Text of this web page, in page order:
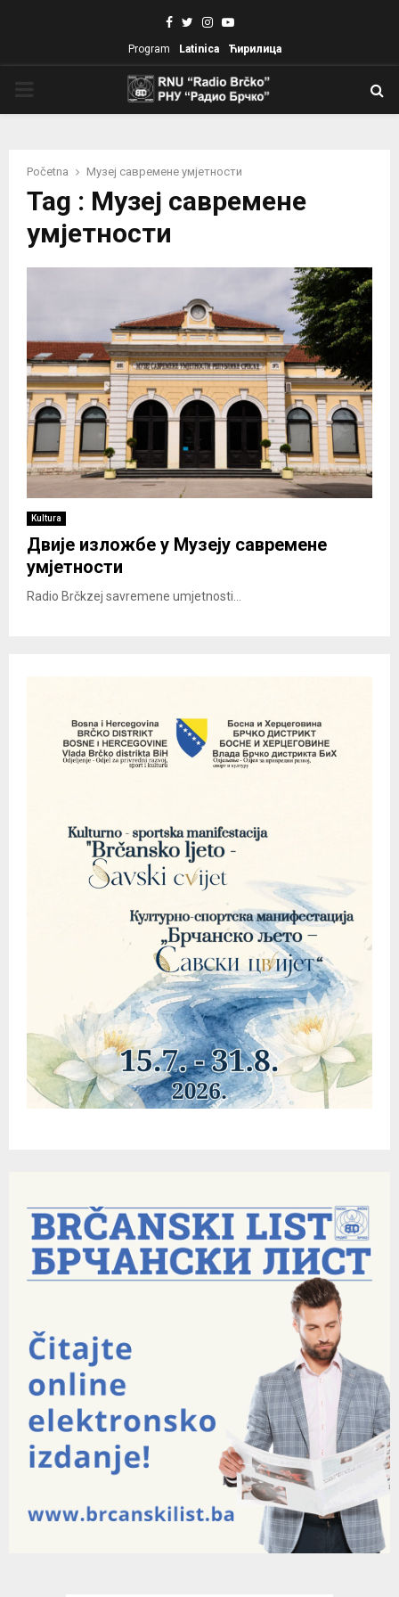
Facebook
TwitterInstagram
Youtube
Program Latinica Ћирилица
Početna Музеј савремене умјетности
Tag : Музеј савремене
умјетности
Kultura
Двије изложбе у Музеју савремене
умјетности
Radio Brčkzej savremene umjetnosti...